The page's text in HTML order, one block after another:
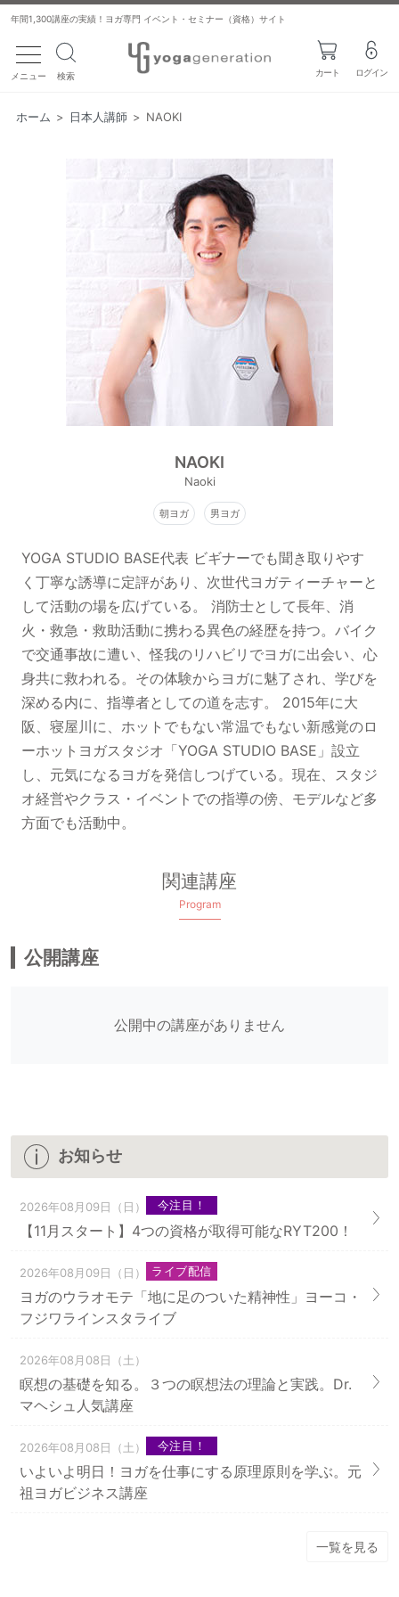
年間1,300講座の実績！ヨガ専門 イベント・セミナー（資格）サイト
toggle navigation
メニュー 検索 カート ログイン
ホーム > 日本人講師 > NAOKI
NAOKI
Naoki
朝ヨガ 男ヨガ
YOGA STUDIO BASE代表 ビギナーでも聞き取りやす
く丁寧な誘導に定評があり、次世代ヨガティーチャーと
して活動の場を広げている。 消防士として長年、消
火・救急・救助活動に携わる異色の経歴を持つ。バイク
で交通事故に遭い、怪我のリハビリでヨガに出会い、心
身共に救われる。その体験からヨガに魅了され、学びを
深める内に、指導者としての道を志す。 2015年に大
阪、寝屋川に、ホットでもない常温でもない新感覚のロ
ーホットヨガスタジオ「YOGA STUDIO BASE」設立
し、元気になるヨガを発信しつげている。現在、スタジ
オ経営やクラス・イベントでの指導の傍、モデルなど多
方面でも活動中。
関連講座
Program
公開講座
公開中の講座がありません
お知らせ
2026年08月09日（日） 今注目！
【11月スタート】4つの資格が取得可能なRYT200！
2026年08月09日（日） ライブ配信
ヨガのウラオモテ「地に足のついた精神性」ヨーコ・
フジワラインスタライブ
2026年08月08日（土）
瞑想の基礎を知る。３つの瞑想法の理論と実践。Dr.
マヘシュ人気講座
2026年08月08日（土） 今注目！
いよいよ明日！ヨガを仕事にする原理原則を学ぶ。元
祖ヨガビジネス講座
一覧を見る